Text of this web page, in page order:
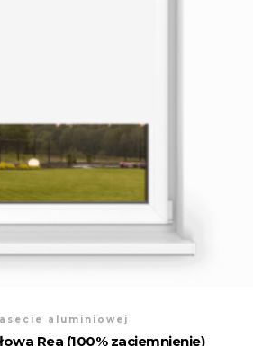
aluminiowej
Rea (100% zaciemnienie)